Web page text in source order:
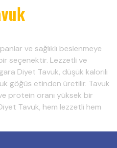
ve sağlıklı beslenmeye
seçenektir. Lezzetli ve
Diyet Tavuk, düşük kalorili
göğüs etinden üretilir. Tavuk
protein oranı yüksek bir
Tavuk, hem lezzetli hem